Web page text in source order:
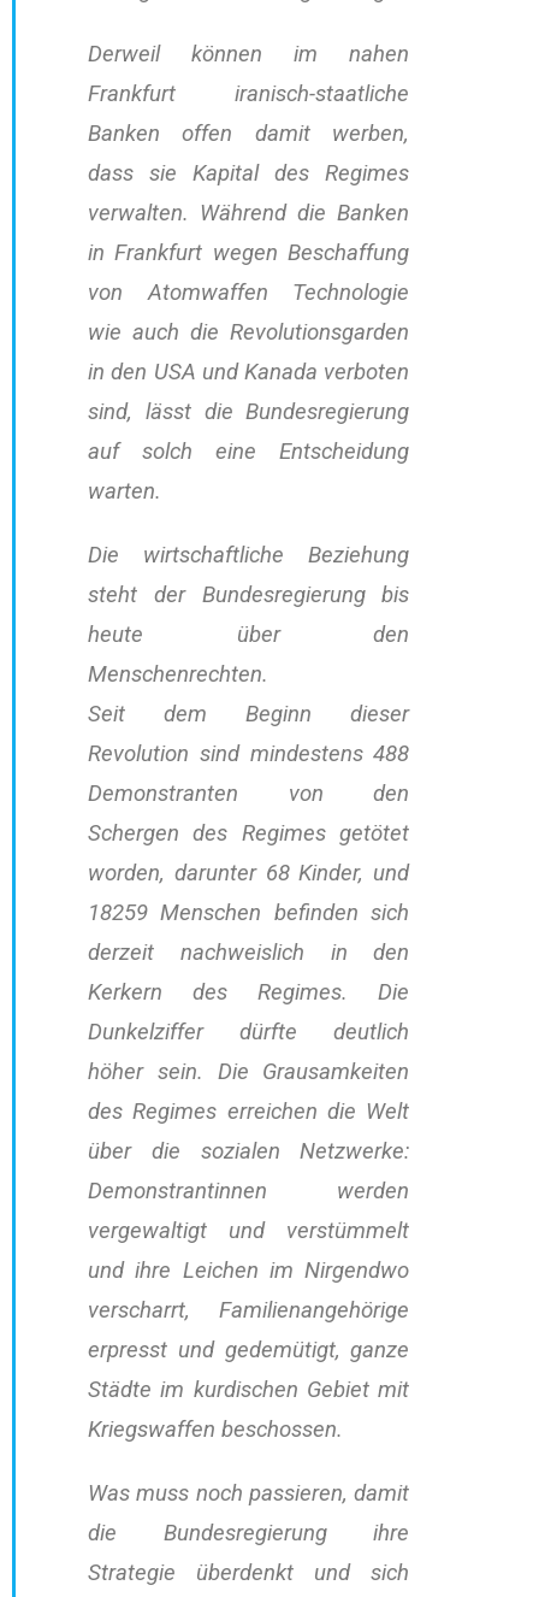
Derweil können im nahen
Frankfurt iranisch-staatliche
Banken offen damit werben,
dass sie Kapital des Regimes
verwalten. Während die Banken
in Frankfurt wegen Beschaffung
von Atomwaffen Technologie
wie auch die Revolutionsgarden
in den USA und Kanada verboten
sind, lässt die Bundesregierung
auf solch eine Entscheidung
warten.
Die wirtschaftliche Beziehung
steht der Bundesregierung bis
heute über den
Menschenrechten.
Seit dem Beginn dieser
Revolution sind mindestens 488
Demonstranten von den
Schergen des Regimes getötet
worden, darunter 68 Kinder, und
18259 Menschen befinden sich
derzeit nachweislich in den
Kerkern des Regimes. Die
Dunkelziffer dürfte deutlich
höher sein. Die Grausamkeiten
des Regimes erreichen die Welt
über die sozialen Netzwerke:
Demonstrantinnen werden
vergewaltigt und verstümmelt
und ihre Leichen im Nirgendwo
verscharrt, Familienangehörige
erpresst und gedemütigt, ganze
Städte im kurdischen Gebiet mit
Kriegswaffen beschossen.
Was muss noch passieren, damit
die Bundesregierung ihre
Strategie überdenkt und sich